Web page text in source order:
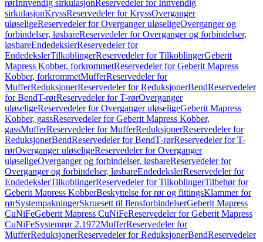
rørInnvendig sirkulasjonReservedeler for Innvendig
sirkulasjonKryssReservedeler for KryssOverganger
uløseligeReservedeler for Overganger uløseligeOverganger og
forbindelser, løsbareReservedeler for Overganger og forbindelser,
løsbareEndedekslerReservedeler for
EndedekslerTilkoblingerReservedeler for TilkoblingerGeberit
Mapress Kobber, forkrommetReservedeler for Geberit Mapress
Kobber, forkrommetMufferReservedeler for
MufferReduksjonerReservedeler for ReduksjonerBendReservedeler
for BendT-rørReservedeler for T-rørOverganger
uløseligeReservedeler for Overganger uløseligeGeberit Mapress
Kobber, gassReservedeler for Geberit Mapress Kobber,
gassMufferReservedeler for MufferReduksjonerReservedeler for
ReduksjonerBendReservedeler for BendT-rørReservedeler for T-
rørOverganger uløseligeReservedeler for Overganger
uløseligeOverganger og forbindelser, løsbareReservedeler for
Overganger og forbindelser, løsbareEndedekslerReservedeler for
EndedekslerTilkoblingerReservedeler for TilkoblingerTilbehør for
Geberit Mapress KobberBeskyttelse for rør og fittingsKlammer for
rørSystempakningerSkruesett til flensforbindelserGeberit Mapress
CuNiFeGeberit Mapress CuNiFeReservedeler for Geberit Mapress
CuNiFeSystemrør 2.1972MufferReservedeler for
MufferReduksjonerReservedeler for ReduksjonerBendReservedeler